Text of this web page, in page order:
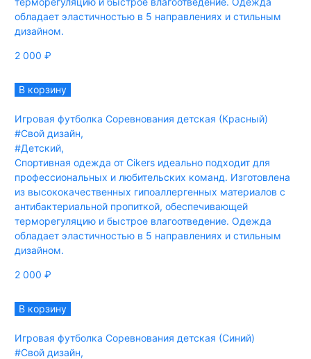
обладает эластичностью в 5 направлениях и стильным
дизайном.
2 000 ₽
В корзину
Игровая футболка Соревнования детская (Красный)
#Свой дизайн,
#Детский,
Спортивная одежда от Cikers идеально подходит для
профессиональных и любительских команд. Изготовлена
из высококачественных гипоаллергенных материалов с
антибактериальной пропиткой, обеспечивающей
терморегуляцию и быстрое влагоотведение. Одежда
обладает эластичностью в 5 направлениях и стильным
дизайном.
2 000 ₽
В корзину
Игровая футболка Соревнования детская (Синий)
#Свой дизайн,